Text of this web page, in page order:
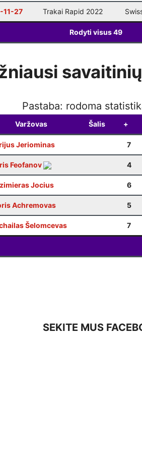
11-27 Trakai Rapid 2022
Rodyti visus49
Pastaba: rodoma
Varžovas Šalis +
Jeriominas 7
Feofanov 4
Jocius 6
Achremovas 5
Šelomcevas 7
SEKITE MUS